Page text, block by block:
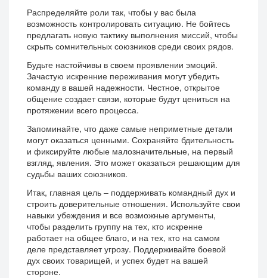
Распределяйте роли так, чтобы у вас была
возможность контролировать ситуацию. Не бойтесь
предлагать новую тактику выполнения миссий, чтобы
скрыть сомнительных союзников среди своих рядов.
Будьте настойчивы в своем проявлении эмоций.
Зачастую искренние переживания могут убедить
команду в вашей надежности. Честное, открытое
общение создает связи, которые будут цениться на
протяжении всего процесса.
Запоминайте, что даже самые неприметные детали
могут оказаться ценными. Сохраняйте бдительность
и фиксируйте любые малозначительные, на первый
взгляд, явления. Это может оказаться решающим для
судьбы ваших союзников.
Итак, главная цель – поддерживать командный дух и
строить доверительные отношения. Используйте свои
навыки убеждения и все возможные аргументы,
чтобы разделить группу на тех, кто искренне
работает на общее благо, и на тех, кто на самом
деле представляет угрозу. Поддерживайте боевой
дух своих товарищей, и успех будет на вашей
стороне.